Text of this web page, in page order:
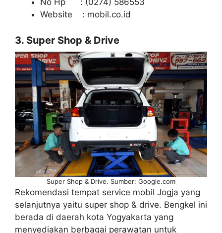
No Hp : (0274) 586553
Website : mobil.co.id
3. Super Shop & Drive
Super Shop & Drive. Sumber: Google.com
Rekomendasi tempat service mobil Jogja yang
selanjutnya yaitu super shop & drive. Bengkel ini
berada di daerah kota Yogyakarta yang
menyediakan berbagai perawatan untuk